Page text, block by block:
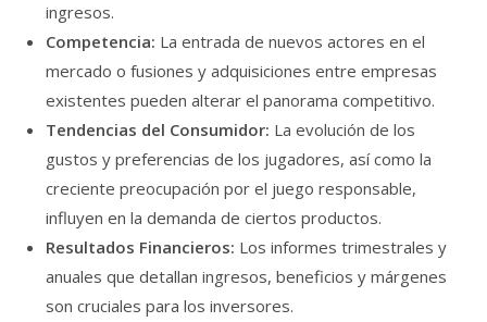
ingresos.
Competencia: La entrada de nuevos actores en el
mercado o fusiones y adquisiciones entre empresas
existentes pueden alterar el panorama competitivo.
Tendencias del Consumidor: La evolución de los
gustos y preferencias de los jugadores, así como la
creciente preocupación por el juego responsable,
influyen en la demanda de ciertos productos.
Resultados Financieros: Los informes trimestrales y
anuales que detallan ingresos, beneficios y márgenes
son cruciales para los inversores.